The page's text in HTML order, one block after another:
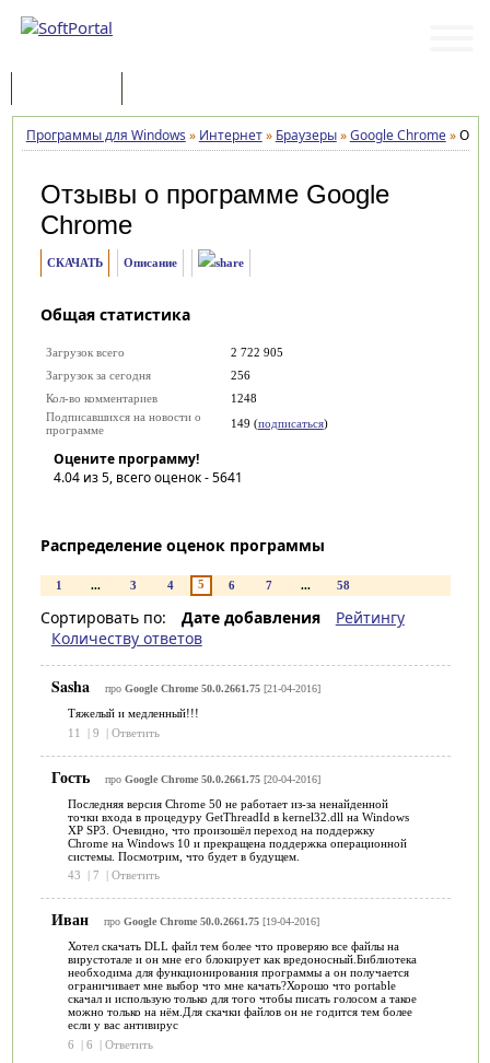
Программы для Windows » Интернет» Браузеры»Google Chrome»
Отзывы о программе Google
Chrome
СКАЧАТЬ Описание
Общая статистика
Загрузок всего
2 722 905
Загрузок за сегодня
256
Кол-во комментариев
1248
Подписавшихся на новости о
программе
149 (подписаться)
Оцените программу!
4.04из 5, всего оценок -5641
Распределение оценок программы
1 ... 3 4 5 6 7 ... 58
Сортировать по: Дате добавления
Рейтингу
Количеству ответов
Sasha про Google Chrome 50.0.2661.75[21-04-2016]
Тяжелый и медленный!!!
11
| 9 | Ответить
Гость про Google Chrome 50.0.2661.75[20-04-2016]
Последняя версия Chrome 50 не работает из-за ненайденной
точки входа в процедуру GetThreadId в kernel32.dll на Windows
XP SP3. Очевидно, что произошёл переход на поддержку
Chrome на Windows 10 и прекращена поддержка операционной
системы. Посмотрим, что будет в будущем.
43
| 7 | Ответить
Иван про Google Chrome 50.0.2661.75[19-04-2016]
Хотел скачать DLL файл тем более что проверяю все файлы на
вирустотале и он мне его блокирует как вредоносный.Библиотека
необходима для функционирования программы а он получается
ограничивает мне выбор что мне качать?Хорошо что portable
скачал и использую только для того чтобы писать голосом а такое
можно только на нём.Для скачки файлов он не годится тем более
если у вас антивирус
6
| 6 | Ответить